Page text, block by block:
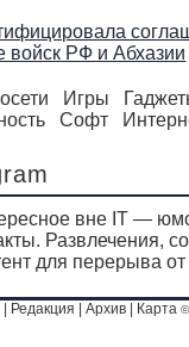
войск РФ и Абхазии
Игры
Софт
вне IT —
Развлечения,
для перерыва от
Редакция |Архив Карта